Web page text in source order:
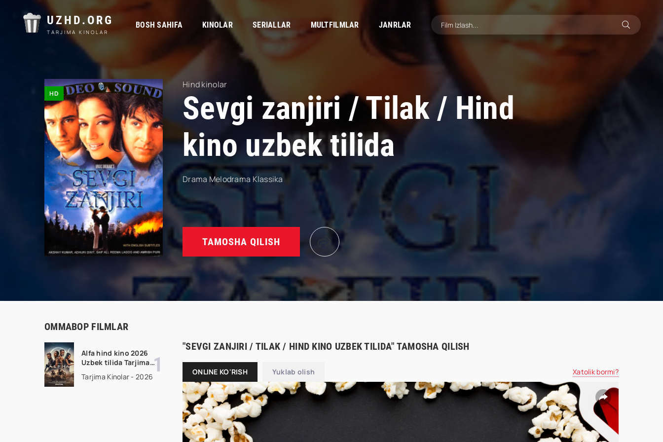
UZHD.ORG
TARJIMA KINOLAR
BOSH SAHIFA KINOLAR SERIALLAR MULTFILMLAR JANRLAR
HD
Hind kinolar
Sevgi zanjiri / Tilak / Hind
kino uzbek tilida
Drama Melodrama Klassika
TAMOSHA QILISH
OMMABOP FILMLAR
Alfa hind kino 2026
Uzbek tilida Tarjima
skachat
Tarjima Kinolar - 2026
"SEVGI ZANJIRI / TILAK / HIND KINO UZBEK TILIDA" TAMOSHA QILISH
ONLINE KO'RISH Yuklab olish Xatolik bormi?